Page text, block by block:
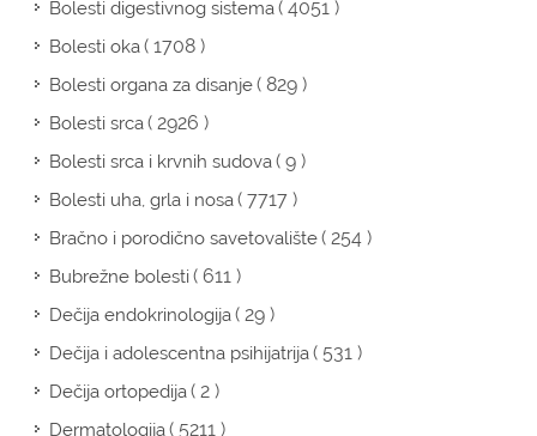
Bolesti digestivnog sistema( 4051 )
Bolesti oka( 1708 )
Bolesti organa za disanje( 829 )
Bolesti srca( 2926 )
Bolesti srca i krvnih sudova( 9 )
Bolesti uha, grla i nosa( 7717 )
Bračno i porodično savetovalište( 254 )
Bubrežne bolesti( 611 )
Dečija endokrinologija( 29 )
Dečija i adolescentna psihijatrija( 531 )
Dečija ortopedija( 2 )
Dermatologija( 5211 )